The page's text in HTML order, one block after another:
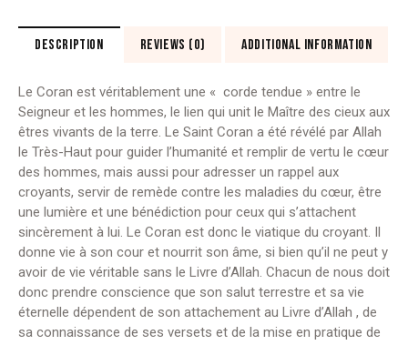
ET
LES
-
Cheikh
‘Abd
al-
Razzâq
al-
Badr
(éditions
Tabari)
DESCRIPTION REVIEWS (0) ADDITIONAL INFORMATION
Le Coran est véritablement une « corde tendue » entre le
Seigneur et les hommes, le lien qui unit le Maître des cieux aux
êtres vivants de la terre. Le Saint Coran a été révélé par Allah
le Très-Haut pour guider l’humanité et remplir de vertu le cœur
des hommes, mais aussi pour adresser un rappel aux
croyants, servir de remède contre les maladies du cœur, être
une lumière et une bénédiction pour ceux qui s’attachent
sincèrement à lui. Le Coran est donc le viatique du croyant. Il
donne vie à son cour et nourrit son âme, si bien qu’il ne peut y
avoir de vie véritable sans le Livre d’Allah. Chacun de nous doit
donc prendre conscience que son salut terrestre et sa vie
éternelle dépendent de son attachement au Livre d’Allah , de
sa connaissance de ses versets et de la mise en pratique de